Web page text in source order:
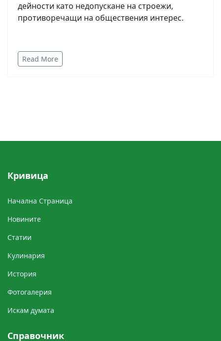
дейности като недопускане на строежи,
противоречащи на обществения интерес.
Read More
Кривицa
Начална Cтраница
Новините
Cтатии
Кулинария
История
Фотогалерия
Искам думата
Справочник